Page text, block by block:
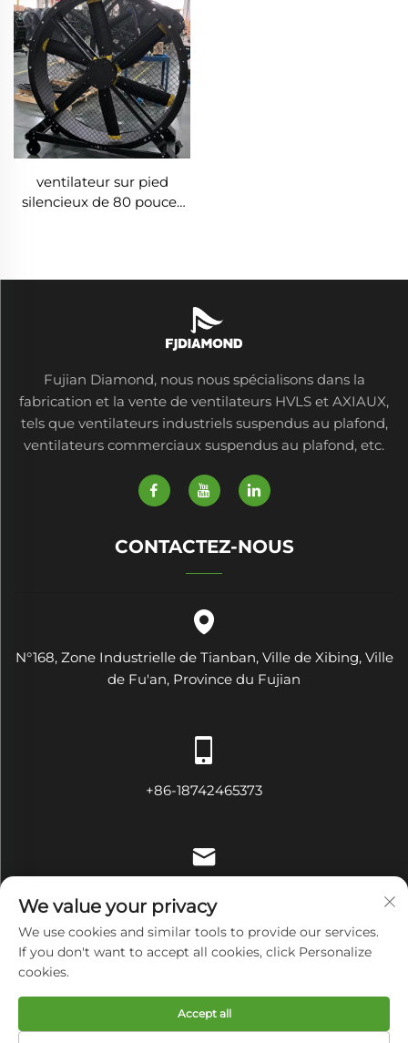
ventilateur sur pied
silencieux de 80 pouces
restaurants, fermes et
Fujian Diamond, nous nous spécialisons dans la
fabrication et la vente de ventilateurs HVLS et AXIAUX,
tels que ventilateurs industriels suspendus au plafond,
ventilateurs commerciaux suspendus au plafond, etc.
CONTACTEZ-NOUS
N°168, Zone Industrielle de Tianban, Ville de Xibing, Ville
de Fu'an, Province du Fujian
+86-18742465373
Droits d'auteur © Fujian Diamond Electrical and Mechanical
Equipment Co., Ltd Tous droits réservés Politique de
confidentialité
We value your privacy
We use cookies and similar tools to provide our services.
If you don't want to accept all cookies, click Personalize
cookies.
Accept all